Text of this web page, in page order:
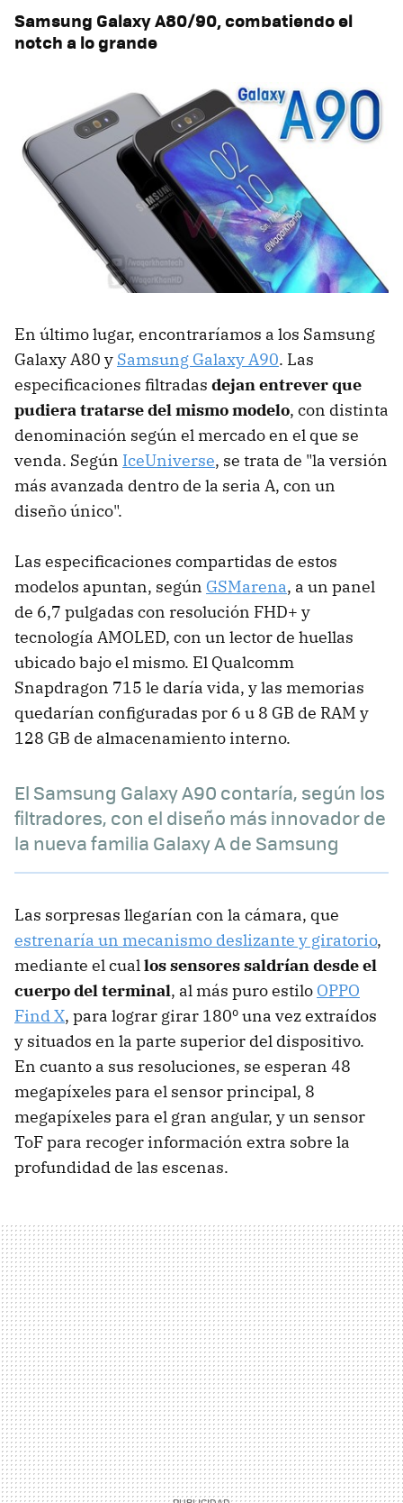
Samsung Galaxy A80/90, combatiendo el
notch a lo grande
En último lugar, encontraríamos a los Samsung
Galaxy A80 y Samsung Galaxy A90. Las
especificaciones filtradas dejan entrever que
pudiera tratarse del mismo modelo, con distinta
denominación según el mercado en el que se
venda. Según IceUniverse, se trata de "la versión
más avanzada dentro de la seria A, con un
diseño único".
Las especificaciones compartidas de estos
modelos apuntan, según GSMarena, a un panel
de 6,7 pulgadas con resolución FHD+ y
tecnología AMOLED, con un lector de huellas
ubicado bajo el mismo. El Qualcomm
Snapdragon 715 le daría vida, y las memorias
quedarían configuradas por 6 u 8 GB de RAM y
128 GB de almacenamiento interno.
El Samsung Galaxy A90 contaría, según los
filtradores, con el diseño más innovador de
la nueva familia Galaxy A de Samsung
Las sorpresas llegarían con la cámara, que
estrenaría un mecanismo deslizante y giratorio,
mediante el cual los sensores saldrían desde el
cuerpo del terminal, al más puro estilo OPPO
Find X, para lograr girar 180º una vez extraídos
y situados en la parte superior del dispositivo.
En cuanto a sus resoluciones, se esperan 48
megapíxeles para el sensor principal, 8
megapíxeles para el gran angular, y un sensor
ToF para recoger información extra sobre la
profundidad de las escenas.